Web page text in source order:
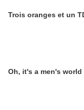
Trois oranges et un